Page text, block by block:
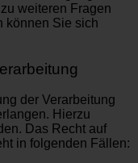
weiteren Fragen
können Sie sich
der Verarbeitung
Hierzu
Das Recht auf
in folgenden Fällen: